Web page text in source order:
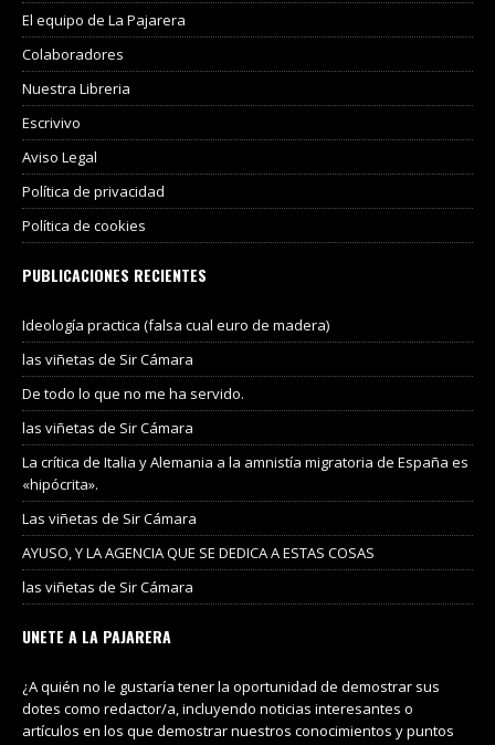
El equipo de La Pajarera
Colaboradores
Nuestra Libreria
Escrivivo
Aviso Legal
Política de privacidad
Política de cookies
PUBLICACIONES RECIENTES
Ideología practica (falsa cual euro de madera)
las viñetas de Sir Cámara
De todo lo que no me ha servido.
las viñetas de Sir Cámara
La crítica de Italia y Alemania a la amnistía migratoria de España es
«hipócrita».
Las viñetas de Sir Cámara
AYUSO, Y LA AGENCIA QUE SE DEDICA A ESTAS COSAS
las viñetas de Sir Cámara
UNETE A LA PAJARERA
¿A quién no le gustaría tener la oportunidad de demostrar sus
dotes como redactor/a, incluyendo noticias interesantes o
artículos en los que demostrar nuestros conocimientos y puntos